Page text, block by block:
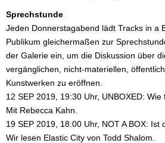
Sprechstunde
Jeden Donnerstagabend lädt Tracks in a
Publikum gleichermaßen zur
der Galerie ein, um die Diskussion über
vergänglichen, nicht-materiellen,
Kunstwerken zu eröffnen.
12 SEP 2019, 19:30 Uhr, UNBOXED:
Mit Rebecca Kahn.
19 SEP 2019, 18:00 Uhr, NOT A BOX: Ist
Wir lesen Elastic City von Todd Shalom.